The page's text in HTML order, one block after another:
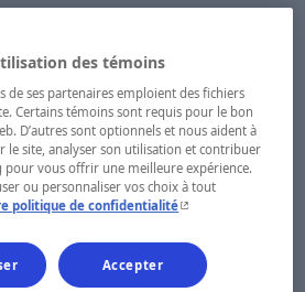
des témoins
de ses partenaires emploient des fichiers
Certains témoins sont requis pour le bon
D’autres sont optionnels et nous aident à
le site, analyser son utilisation et contribuer
vous offrir une meilleure expérience.
ou personnaliser vos choix à tout
politique de confidentialité- Cet hyperlien
Accepter